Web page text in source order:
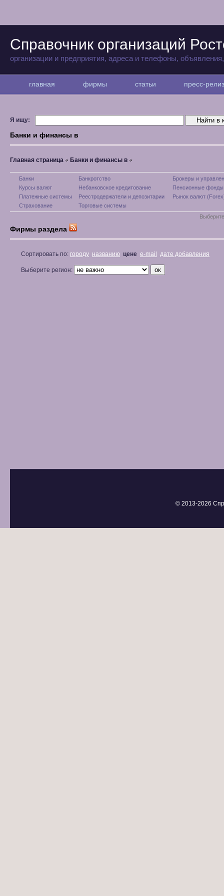
Справочник организаций
организации и предприятия, адреса и телефоны,
главная фирмы статьи пресс-
Я ищу:
Банки и финансы в
Главная страница Банки и финансы в
Банки Банкротство
Брокеры и
Курсы валют
Небанковское кредитование
Пенсионные фонды
Платежные системы
Реестродержатели и депозитарии
Рынок валют
Страхование
Торговые системы
Фирмы раздела
Сортировать по: городу названию цене e-mail дате добавления
Выберите регион:
© 2013-2026